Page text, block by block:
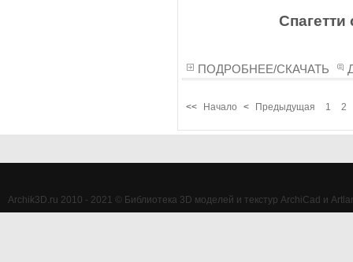
ПОДРОБНЕЕ/СКАЧАТЬ
<< Начало < Предыдущая 1 2
Archik3D.ru 2010 - 2021 © Библиотека 3D моделей и текстур ArchiCad и